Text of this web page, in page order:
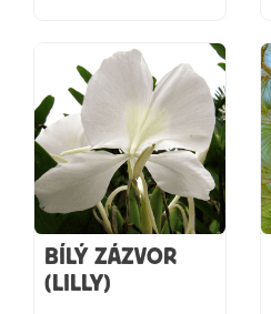
BÍLÝ ZÁZVOR
(LILLY)